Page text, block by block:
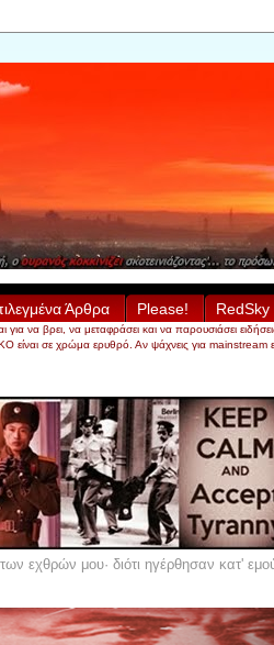
Άρθρα Please! RedSky
βρει, να μεταφράσει και να παρουσιάσει ειδήσεις
είναι σε χρώμα ερυθρό. Αν ψάχνεις για
εχθρών μου· διότι ηγέρθησαν κατ'